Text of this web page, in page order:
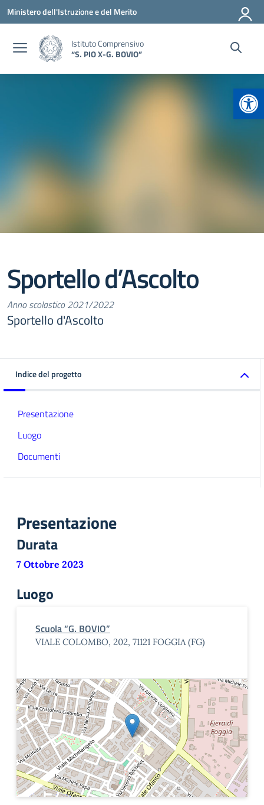
Vai ai contenuti
Vai al menu di navigazione
Vai al footer
Ministero dell'Istruzione e del Merito
Istituto Comprensivo
“S. PIO X-G. BOVIO”
Sportello d’Ascolto
Anno scolastico 2021/2022
Sportello d'Ascolto
Indice del progetto
Presentazione
Luogo
Documenti
Presentazione
Durata
7 Ottobre 2023
Luogo
Scuola “G. BOVIO”
VIALE COLOMBO, 202, 71121 FOGGIA (FG)